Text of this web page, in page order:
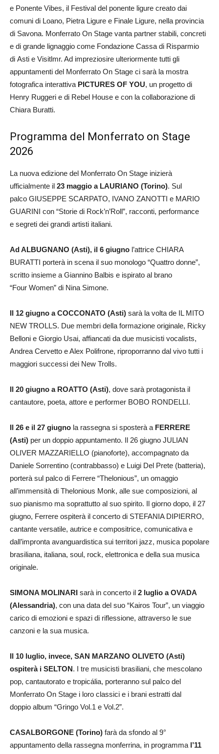
e Ponente Vibes, il Festival del ponente ligure creato dai
comuni di Loano, Pietra Ligure e Finale Ligure, nella provincia
di Savona. Monferrato On Stage vanta partner stabili, concreti
e di grande lignaggio come Fondazione Cassa di Risparmio
di Asti e Visitlmr. Ad impreziosire ulteriormente tutti gli
appuntamenti del Monferrato On Stage ci sarà la mostra
fotografica interattiva PICTURES OF YOU, un progetto di
Henry Ruggeri e di Rebel House e con la collaborazione di
Chiara Buratti.
Programma del Monferrato on Stage
2026
La nuova edizione del Monferrato On Stage inizierà
ufficialmente il 23 maggio a LAURIANO (Torino). Sul
palco GIUSEPPE SCARPATO, IVANO ZANOTTI e MARIO
GUARINI con “Storie di Rock’n’Roll”, racconti, performance
e segreti dei grandi artisti italiani.
Ad ALBUGNANO (Asti), il 6 giugno l’attrice CHIARA
BURATTI porterà in scena il suo monologo “Quattro donne”,
scritto insieme a Giannino Balbis e ispirato al brano
“Four Women” di Nina Simone.
Il 12 giugno a COCCONATO (Asti) sarà la volta de IL MITO
NEW TROLLS. Due membri della formazione originale, Ricky
Belloni e Giorgio Usai, affiancati da due musicisti vocalists,
Andrea Cervetto e Alex Polifrone, riproporranno dal vivo tutti i
maggiori successi dei New Trolls.
Il 20 giugno a ROATTO (Asti), dove sarà protagonista il
cantautore, poeta, attore e performer BOBO RONDELLI.
Il 26 e il 27 giugno la rassegna si sposterà a FERRERE
(Asti) per un doppio appuntamento. Il 26 giugno JULIAN
OLIVER MAZZARIELLO (pianoforte), accompagnato da
Daniele Sorrentino (contrabbasso) e Luigi Del Prete (batteria),
porterà sul palco di Ferrere “Thelonious”, un omaggio
all’immensità di Thelonious Monk, alle sue composizioni, al
suo pianismo ma soprattutto al suo spirito. Il giorno dopo, il 27
giugno, Ferrere ospiterà il concerto di STEFANIA DIPIERRO,
cantante versatile, autrice e compositrice, comunicativa e
dall’impronta avanguardistica sui territori jazz, musica popolare
brasiliana, italiana, soul, rock, elettronica e della sua musica
originale.
SIMONA MOLINARI sarà in concerto il 2 luglio a OVADA
(Alessandria), con una data del suo “Kairos Tour”, un viaggio
carico di emozioni e spazi di riflessione, attraverso le sue
canzoni e la sua musica.
Il 10 luglio, invece, SAN MARZANO OLIVETO (Asti)
ospiterà i SELTON. I tre musicisti brasiliani, che mescolano
pop, cantautorato e tropicália, porteranno sul palco del
Monferrato On Stage i loro classici e i brani estratti dal
doppio album “Gringo Vol.1 e Vol.2”.
CASALBORGONE (Torino) farà da sfondo al 9°
appuntamento della rassegna monferrina, in programma l’11